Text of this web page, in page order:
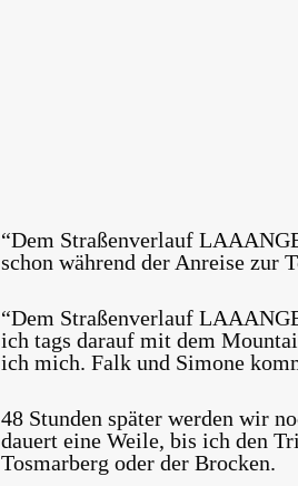
“Dem Straßenverlauf
schon während der Anreise zur
“Dem Straßenverlauf
ich tags darauf mit dem
ich mich. Falk und Simone
48 Stunden später werden wir
dauert eine Weile, bis ich den
Tosmarberg oder der Brocken.